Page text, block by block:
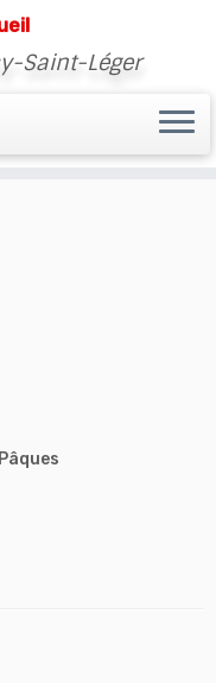
Saint-Léger
Pâques